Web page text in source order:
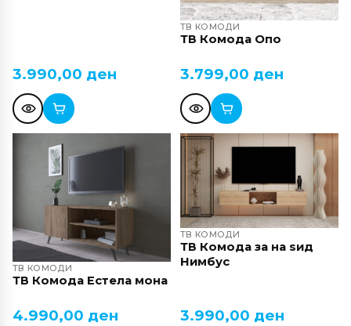
3.990,00 ден
ТВ КОМОДИ
ТВ Комода Опо
3.799,00 ден
ТВ КОМОДИ
ТВ Комода Естела мона
4.990,00 ден
ТВ КОМОДИ
ТВ Комода за на ѕид
Нимбус
3.990,00 ден